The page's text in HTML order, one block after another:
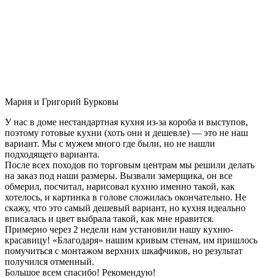
Мария и Григорий Бурковы
У нас в доме нестандартная кухня из-за короба и выступов,
поэтому готовые кухни (хоть они и дешевле) — это не наш
вариант. Мы с мужем много где были, но не нашли
подходящего варианта.
После всех походов по торговым центрам мы решили делать
на заказ под наши размеры. Вызвали замерщика, он все
обмерил, посчитал, нарисовал кухню именно такой, как
хотелось, и картинка в голове сложилась окончательно. Не
скажу, что это самый дешевый вариант, но кухня идеально
вписалась и цвет выбрала такой, как мне нравится.
Примерно через 2 недели нам установили нашу кухню-
красавицу! «Благодаря» нашим кривым стенам, им пришлось
помучиться с монтажом верхних шкафчиков, но результат
получился отменный.
Большое всем спасибо! Рекомендую!